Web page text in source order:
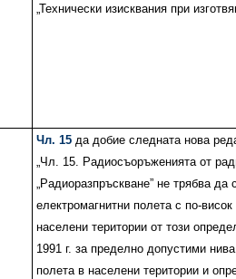
„Технически изисквания при
Чл. 15 да добие следната нова
„Чл. 15. Радиосъоръженията от
„Радиоразпръскване” не трябва да
електромагнитни полета с по-висок
населени територии от този
1991 г. за пределно допустими
полета в населени територии и